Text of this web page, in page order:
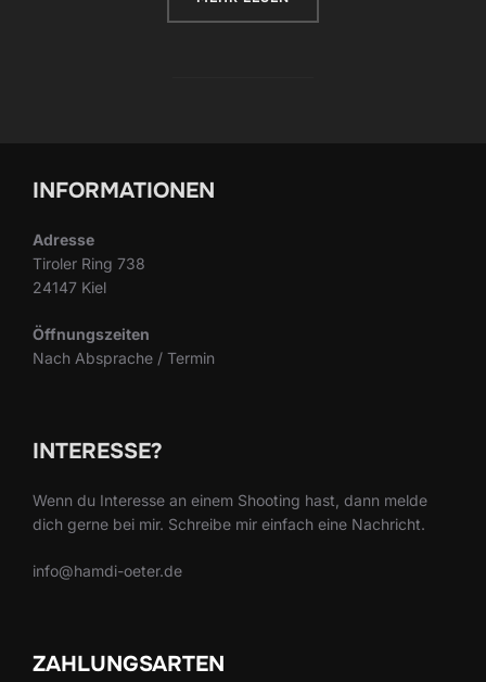
INFORMATIONEN
Adresse
Tiroler Ring 738
24147 Kiel
Öffnungszeiten
Nach Absprache / Termin
INTERESSE?
Wenn du Interesse an einem Shooting hast, dann melde
dich gerne bei mir. Schreibe mir einfach eine Nachricht.
info@hamdi-oeter.de
ZAHLUNGSARTEN